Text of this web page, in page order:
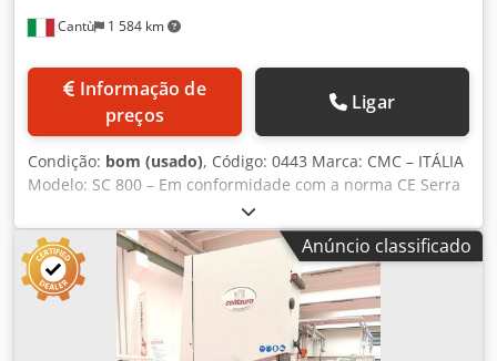
Cantù 1 584 km
preços
Ligar
Condição: bom (usado), Código: 0443 Marca: CMC – ITÁLIA
Modelo: SC 800 – Em conformidade com a norma CE Serra
de fita com roda coberta para corte de madeira, trabalhos
de carpintaria, móveis, estruturas, plásticos, alumínio e
outros materiais – Em conformidade com a norma CE
Dedpfezlqrfjx Af Rjck Especificações técnicas: Diâmetro do
volante: 800 mm Dimensões da mesa de trabalho: 710 x
1110 mm Altura de corte: 450 mm Comprimento da
lâmina: 5620 mm Motor: 5,5 cv Dimensões totais: 1450 x
Anúncio classificado